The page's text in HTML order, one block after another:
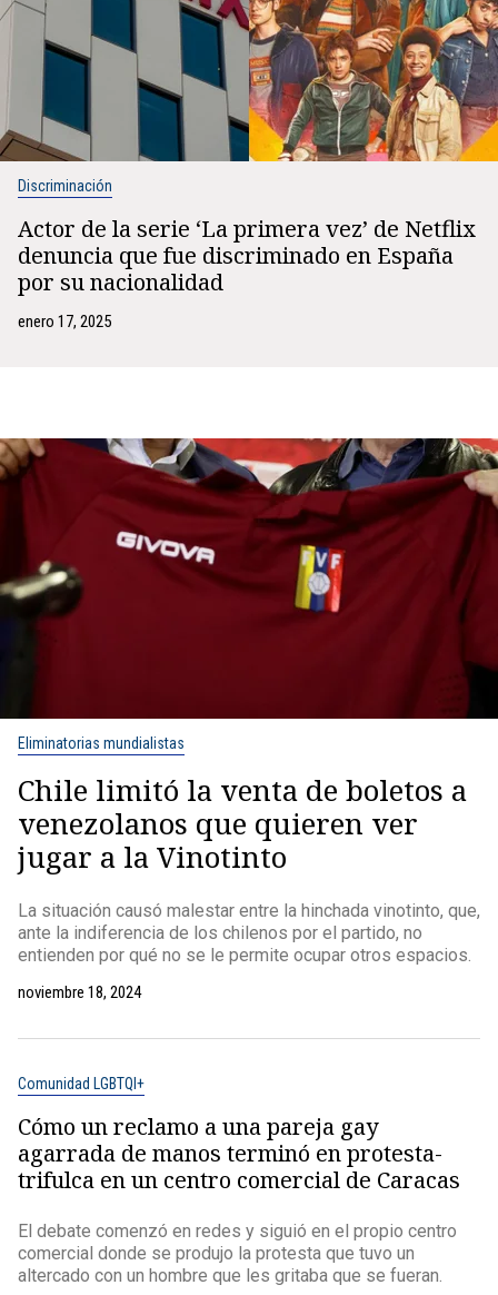
Discriminación
Actor de la serie ‘La primera vez’ de Netflix
denuncia que fue discriminado en España
por su nacionalidad
enero 17, 2025
Eliminatorias mundialistas
Chile limitó la venta de boletos a
venezolanos que quieren ver
jugar a la Vinotinto
La situación causó malestar entre la hinchada vinotinto, que,
ante la indiferencia de los chilenos por el partido, no
entienden por qué no se le permite ocupar otros espacios.
noviembre 18, 2024
Comunidad LGBTQI+
Cómo un reclamo a una pareja gay
agarrada de manos terminó en protesta-
trifulca en un centro comercial de Caracas
El debate comenzó en redes y siguió en el propio centro
comercial donde se produjo la protesta que tuvo un
altercado con un hombre que les gritaba que se fueran.